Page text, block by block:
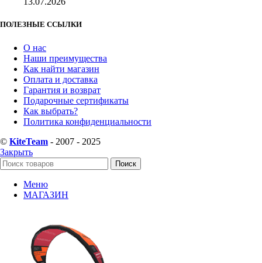
ПОЛЕЗНЫЕ ССЫЛКИ
О нас
Наши преимущества
Как найти магазин
Оплата и доставка
Гарантия и возврат
Подарочные сертификаты
Как выбрать?
Политика конфиденциальности
© KiteTeam - 2007 - 2025
Закрыть
Поиск
Меню
МАГАЗИН